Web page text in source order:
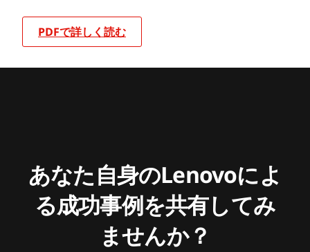
PDFで詳しく読む
あなた自身のLenovoによ
る成功事例を共有してみ
ませんか？